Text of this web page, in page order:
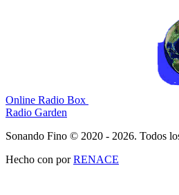
Online Radio Box
Radio Garden
Sonando Fino © 2020 - 2026. Todos
Hecho con porRENACE